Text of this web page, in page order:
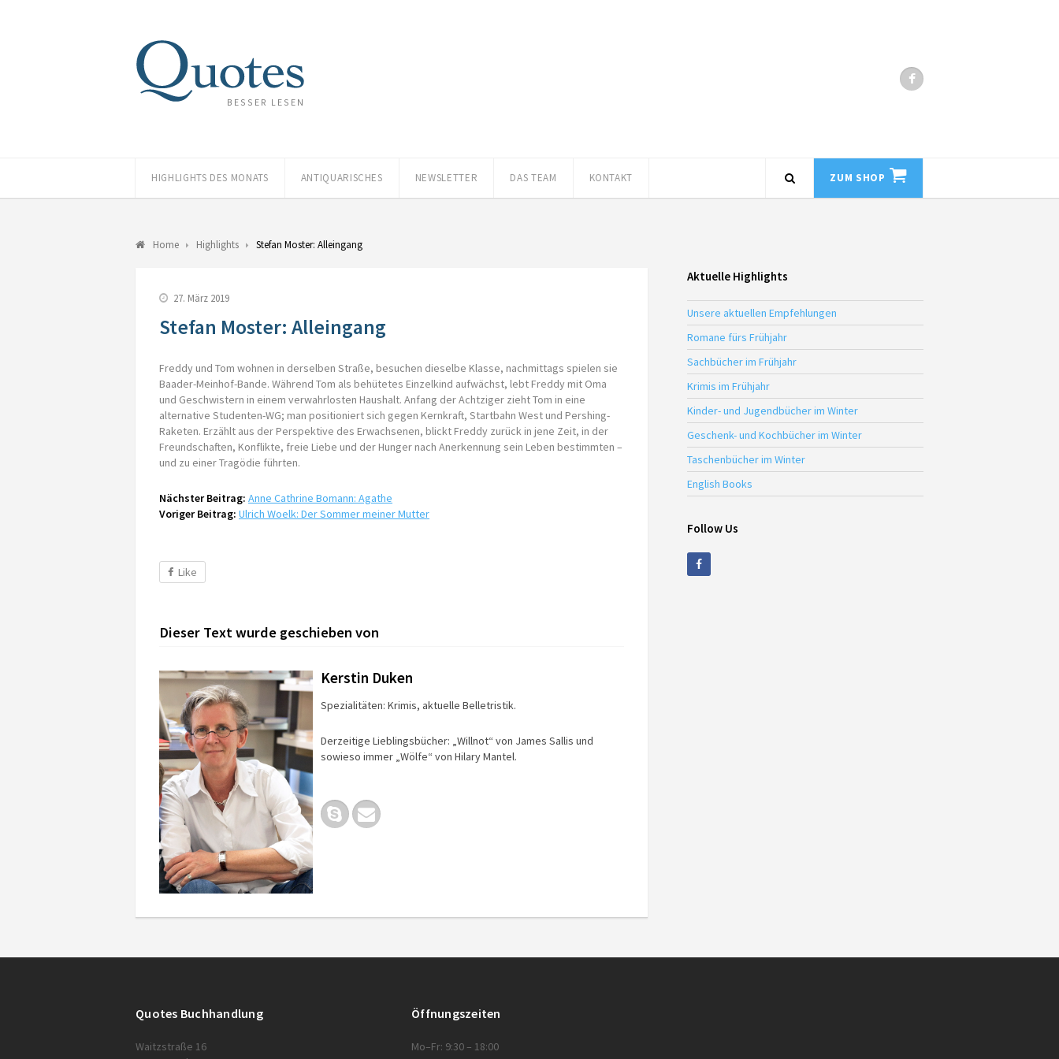
BESSER LESEN
HIGHLIGHTS DES MONATS ANTIQUARISCHES NEWSLETTER DAS TEAM KONTAKT ZUM SHOP
Home Highlights Stefan Moster: Alleingang
27. März 2019
Stefan Moster: Alleingang
Freddy und Tom wohnen in derselben Straße, besuchen dieselbe Klasse, nachmittags spielen sie
Baader-Meinhof-Bande. Während Tom als behütetes Einzelkind aufwächst, lebt Freddy mit Oma
und Geschwistern in einem verwahrlosten Haushalt. Anfang der Achtziger zieht Tom in eine
alternative Studenten-WG; man positioniert sich gegen Kernkraft, Startbahn West und Pershing-
Raketen. Erzählt aus der Perspektive des Erwachsenen, blickt Freddy zurück in jene Zeit, in der
Freundschaften, Konflikte, freie Liebe und der Hunger nach Anerkennung sein Leben bestimmten –
und zu einer Tragödie führten.
Nächster Beitrag: Anne Cathrine Bomann: Agathe
Voriger Beitrag: Ulrich Woelk: Der Sommer meiner Mutter
Like
Dieser Text wurde geschieben von
Kerstin Duken
Spezialitäten: Krimis, aktuelle Belletristik.
Derzeitige Lieblingsbücher: „Willnot“ von James Sallis und
sowieso immer „Wölfe“ von Hilary Mantel.
Aktuelle Highlights
Unsere aktuellen Empfehlungen
Romane fürs Frühjahr
Sachbücher im Frühjahr
Krimis im Frühjahr
Kinder- und Jugendbücher im Winter
Geschenk- und Kochbücher im Winter
Taschenbücher im Winter
English Books
Follow Us
Quotes Buchhandlung
Waitzstraße 16
Öffnungszeiten
Mo–Fr: 9:30 – 18:00